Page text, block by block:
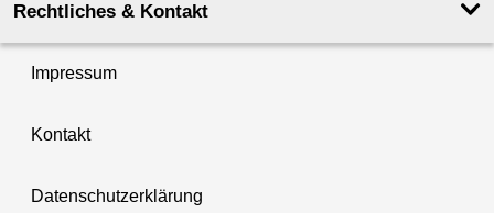
Rechtliches & Kontakt
Impressum
Kontakt
Datenschutzerklärung